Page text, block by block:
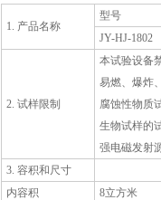
1. 产品名称
型号
JY-HJ-1802
2. 试样限制
本试验设备
易燃、爆炸
腐蚀性物质
生物试样的
强电磁发射
3. 容积和尺寸
内容积
8立方米